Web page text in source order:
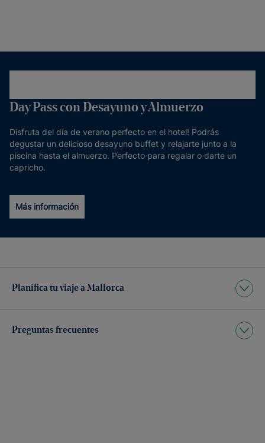
Day Pass con Desayuno y Almuerzo
Disfruta del día de verano perfecto en el hotel! Podrás
degustar un delicioso desayuno buffet y relajarte junto a la
piscina hasta el almuerzo. Perfecto para regalar o darte un
capricho.
Más información
Planifica tu viaje a Mallorca
Preguntas frecuentes